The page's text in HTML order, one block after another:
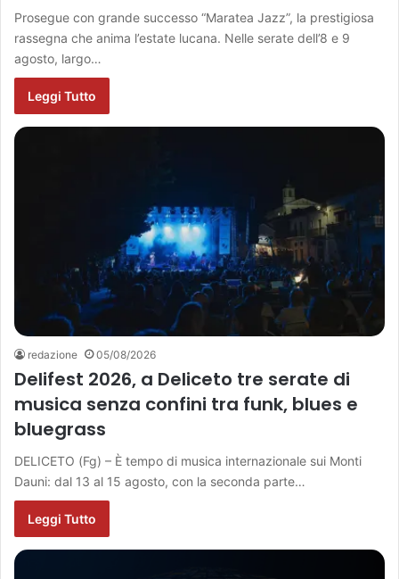
Prosegue con grande successo “Maratea Jazz”, la prestigiosa
rassegna che anima l’estate lucana. Nelle serate dell’8 e 9
agosto, largo…
Leggi Tutto
redazione 05/08/2026
Delifest 2026, a Deliceto tre serate di
musica senza confini tra funk, blues e
bluegrass
DELICETO (Fg) – È tempo di musica internazionale sui Monti
Dauni: dal 13 al 15 agosto, con la seconda parte…
Leggi Tutto